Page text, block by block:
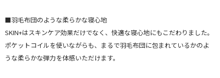
■羽毛布団のような柔らかな寝心地
SKIN+はスキンケア効果だけでなく、快適な寝心地にもこだわりました。
ポケットコイルを使いながらも、まるで羽毛布団に包まれているかのよ
うな柔らかな弾力を体感いただけます。